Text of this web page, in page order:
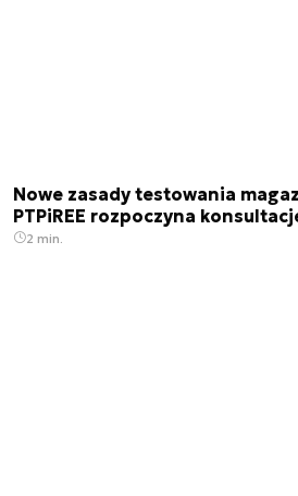
Nowe zasady testowania
PTPiREE rozpoczyna
2 min.